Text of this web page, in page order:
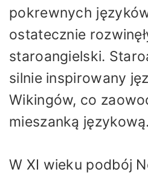
pokrewnych
ostatecznie
staroangielski.
silnie inspirowany
Wikingów, co
mieszanką językową.
W XI wieku podbój